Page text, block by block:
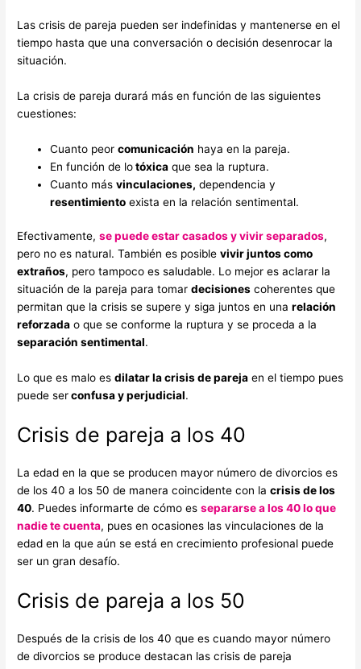
Las crisis de pareja pueden ser indefinidas y mantenerse en el
tiempo hasta que una conversación o decisión desenrocar la
situación.
La crisis de pareja durará más en función de las siguientes
cuestiones:
Cuanto peorcomunicación haya en la pareja.
En función de lotóxica que sea la ruptura.
Cuanto másvinculaciones, dependencia y
resentimiento exista en la relación sentimental.
Efectivamente,se puede estar casados y vivir separados,
pero no es natural. También es posiblevivir juntos como
extraños, pero tampoco es saludable. Lo mejor es aclarar la
situación de la pareja para tomardecisiones coherentes que
permitan que la crisis se supere y siga juntos en unarelación
reforzada o que se conforme la ruptura y se proceda a la
separación sentimental.
Lo que es malo esdilatar la crisis de pareja en el tiempo pues
puede serconfusa y perjudicial.
Crisis de pareja a los 40
La edad en la que se producen mayor número de divorcios es
de los 40 a los 50 de manera coincidente con lacrisis de los
40. Puedes informarte de cómo essepararse a los 40 lo que
nadie te cuenta, pues en ocasiones las vinculaciones de la
edad en la que aún se está en crecimiento profesional puede
ser un gran desafío.
Crisis de pareja a los 50
Después de la crisis de los 40 que es cuando mayor número
de divorcios se produce destacan las crisis de pareja